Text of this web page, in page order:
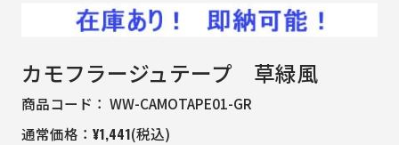
カモフラージュテープ 草緑風
商品コード： WW-CAMOTAPE01-GR
通常価格： ¥1,441(税込)